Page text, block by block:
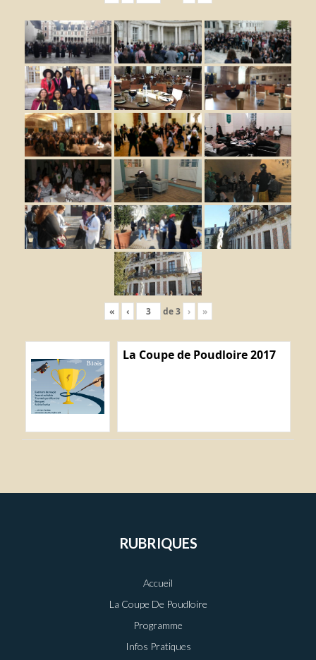
« ‹ de3 › »
La Coupe de Poudloire 2017
RUBRIQUES
Accueil
La Coupe De Poudloire
Programme
Infos Pratiques